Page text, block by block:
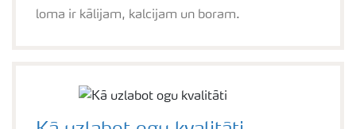
loma ir kālijam, kalcijam un boram.